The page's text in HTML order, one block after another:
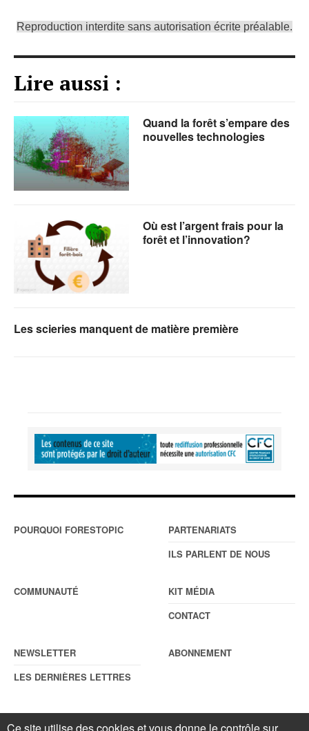
Reproduction interdite sans autorisation écrite préalable.
Lire aussi :
Quand la forêt s’empare des
nouvelles technologies
Où est l’argent frais pour la
forêt et l’innovation?
Les scieries manquent de matière première
POURQUOI FORESTOPIC
PARTENARIATS
ILS PARLENT DE NOUS
COMMUNAUTÉ
KIT MÉDIA
CONTACT
NEWSLETTER
LES DERNIÈRES LETTRES
ABONNEMENT